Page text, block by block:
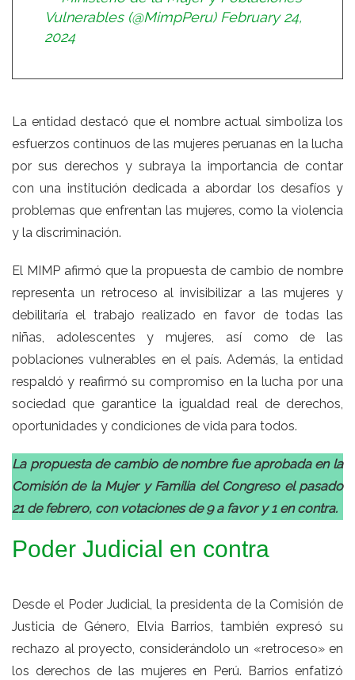
Vulnerables (@MimpPeru) February 24,
2024
La entidad destacó que el nombre actual simboliza los
esfuerzos continuos de las mujeres peruanas en la lucha
por sus derechos y subraya la importancia de contar
con una institución dedicada a abordar los desafíos y
problemas que enfrentan las mujeres, como la violencia
y la discriminación.
El MIMP afirmó que la propuesta de cambio de nombre
representa un retroceso al invisibilizar a las mujeres y
debilitaría el trabajo realizado en favor de todas las
niñas, adolescentes y mujeres, así como de las
poblaciones vulnerables en el país. Además, la entidad
respaldó y reafirmó su compromiso en la lucha por una
sociedad que garantice la igualdad real de derechos,
oportunidades y condiciones de vida para todos.
La propuesta de cambio de nombre fue aprobada en la
Comisión de la Mujer y Familia del Congreso el pasado
21 de febrero, con votaciones de 9 a favor y 1 en contra.
Poder Judicial en contra
Desde el Poder Judicial, la presidenta de la Comisión de
Justicia de Género, Elvia Barrios, también expresó su
rechazo al proyecto, considerándolo un «retroceso» en
los derechos de las mujeres en Perú. Barrios enfatizó